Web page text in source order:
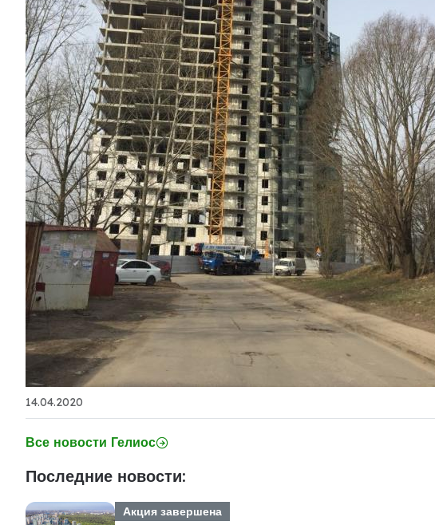
14.04.2020
Все новости Гелиос
Последние новости:
Акция завершена